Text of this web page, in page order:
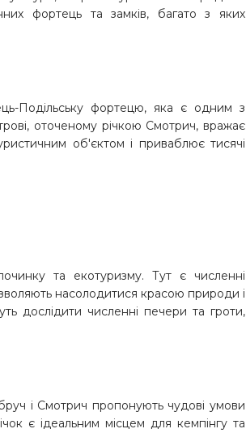
фортець та замків, багато з яких
Подільську фортецю, яка є одним з
оточеному річкою Смотрич, вражає
об'єктом і приваблює тисячі
та екотуризму. Тут є численні
насолодитися красою природи і
дослідити численні печери та гроти,
і Смотрич пропонують чудові умови
є ідеальним місцем для кемпінгу та